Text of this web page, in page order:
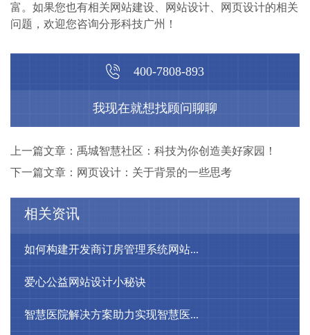
富。如果您也有相关网站建设、网站设计、网页设计的相关
问题，欢迎您咨询分形科技广州！
400-7808-893
我现在就想找顾问聊聊
上一篇文章：禹城智慧社区：科技为你创造美好家园！
下一篇文章：网页设计：关于背景的一些思考
相关资讯
如何构建开发商订房管理系统网站...
爱心公益网站设计小秘诀
智慧医院解决方案助力实现智慧医...